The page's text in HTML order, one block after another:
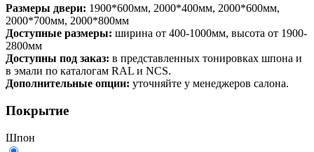
Размеры двери: 1900*600мм, 2000*400мм, 2000*600мм,
2000*700мм, 2000*800мм
Доступные размеры: ширина от 400-1000мм, высота от 1900-
2800мм
Доступны под заказ: в представленных тонировках шпона и
в эмали по каталогам RAL и NCS.
Дополнительные опции: уточняйте у менеджеров салона.
Покрытие
Шпон